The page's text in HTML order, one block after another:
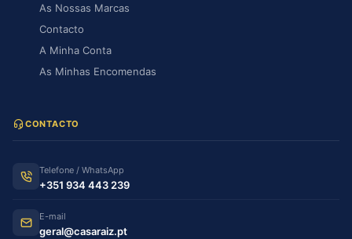
As Nossas Marcas
Contacto
A Minha Conta
As Minhas Encomendas
CONTACTO
Telefone / WhatsApp
+351 934 443 239
E-mail
geral@casaraiz.pt